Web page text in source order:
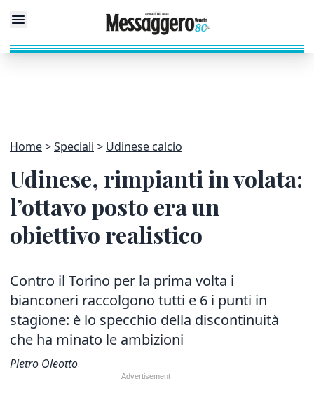
Home Speciali Udinese calcio
Udinese, rimpianti in volata:
l’ottavo posto era un
obiettivo realistico
Contro il Torino per la prima volta i
bianconeri raccolgono tutti e 6 i punti in
stagione: è lo specchio della discontinuità
che ha minato le ambizioni
Pietro Oleotto